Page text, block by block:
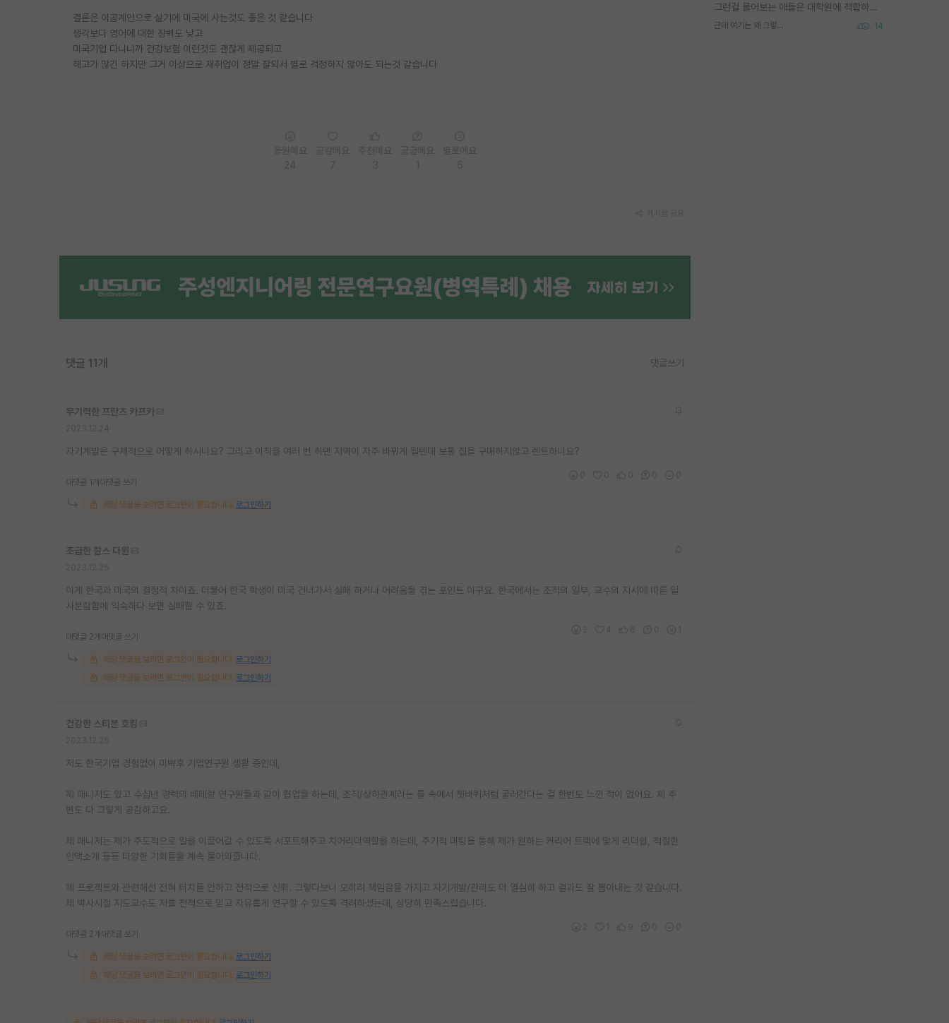
그런걸 물어보는 애들은 대학원에 적합하지 않다
근데 여기는 왜 그렇게 SPK를 물어보는거임? 14
결론은 이공계인으로 살기에 미국에 사는것도 좋은 것 같습니다
생각보다 영어에 대한 장벽도 낮고
미국기업 다니니까 건강보험 이런것도 괜찮게 제공되고
해고가 많긴 하지만 그거 이상으로 재취업이 정말 잘되서 별로 걱정하지 않아도 되는것 같습니다
댓글 11개 댓글쓰기
무기력한 프란츠 카프카
자기계발은 구체적으로 어떻게 하시나요? 그리고 이직을 여러 번 하면 지역이 자주 바뀌게 될텐데 보통 집을 구매하지않고 렌트하나요?
대댓글 1개 대댓글 쓰기
해당 댓글을 보려면 로그인이 필요합니다. 로그인하기
조급한 찰스 다윈
이게 한국과 미국의 결정적 차이죠. 더불어 한국 학생이 미국 건너가서 실패 하거나 어려움을 겪는 포인트 이구요. 한국에서는 조직의 일부, 교수의 지시에 따른 일
사분람함에 익숙하다 보면 실패할 수 있죠.
대댓글 2개 대댓글 쓰기
해당 댓글을 보려면 로그인이 필요합니다. 로그인하기
해당 댓글을 보려면 로그인이 필요합니다. 로그인하기
건강한 스티븐 호킹
저도 한국기업 경험없이 미박후 기업연구원 생활 중인데,
제 매니저도 있고 수십년 경력의 베테랑 연구원들과 같이 협업을 하는데, 조직/상하관계라는 틀 속에서 쳇바퀴처럼 굴러간다는 걸 한번도 느낀 적이 없어요. 제 주
변도 다 그렇게 공감하고요.
제 매니저는 제가 주도적으로 일을 이끌어갈 수 있도록 서포트해주고 치어리더역할을 하는데, 주기적 미팅을 통해 제가 원하는 커리어 트랙에 맞게 리더쉽, 적절한
인맥소개 등등 다양한 기회들을 계속 물어와줍니다.
제 프로젝트와 관련해선 전혀 터치를 안하고 전적으로 신뢰. 그렇다보니 오히려 책임감을 가지고 자기개발/관리도 더 열심히 하고 결과도 잘 뽑아내는 것 같습니다.
제 박사시절 지도교수도 저를 전적으로 믿고 자유롭게 연구할 수 있도록 격려하셨는데, 상당히 만족스럽습니다.
대댓글 2개 대댓글 쓰기
해당 댓글을 보려면 로그인이 필요합니다. 로그인하기
해당 댓글을 보려면 로그인이 필요합니다. 로그인하기